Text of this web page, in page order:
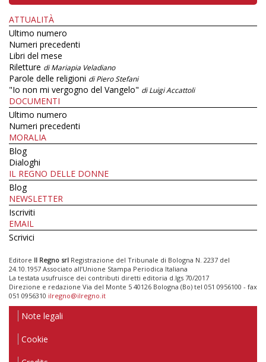
ATTUALITÀ
Ultimo numero
Numeri precedenti
Libri del mese
Riletture di Mariapia Veladiano
Parole delle religioni di Piero Stefani
"Io non mi vergogno del Vangelo" di Luigi Accattoli
DOCUMENTI
Ultimo numero
Numeri precedenti
MORALIA
Blog
Dialoghi
IL REGNO DELLE DONNE
Blog
NEWSLETTER
Iscriviti
EMAIL
Scrivici
Editore Il Regno srl Registrazione del Tribunale di Bologna N. 2237 del
24.10.1957 Associato all’Unione Stampa Periodica Italiana
La testata usufruisce dei contributi diretti editoria d.lgs 70/2017
Direzione e redazione Via del Monte 5 40126 Bologna (Bo) tel 051 0956100 - fax
051 0956310 ilregno@ilregno.it
Note legali
Cookie